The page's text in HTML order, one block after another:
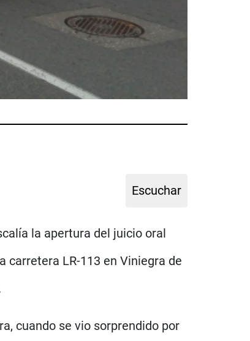
la apertura del juicio oral
carretera LR-113 en Viniegra de
cuando se vio sorprendido por